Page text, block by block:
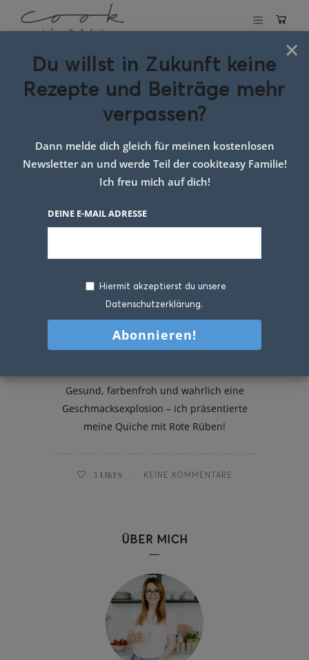
Schlagwort:Rote
Rüben Quiche
cook it easy
Gesund, farbenfroh und wahrlich eine
Geschmacksexplosion – ich präsentierte
meine Quiche mit Rote Rüben!
3 LIKES KEINE KOMMENTARE
ÜBER MICH
×
Du willst in Zukunft keine
Rezepte und Beiträge mehr
verpassen?
Dann melde dich gleich für meinen kostenlosen
Newsletter an und werde Teil der cookiteasy Familie!
Ich freu mich auf dich!
DEINE E-MAIL ADRESSE
Hiermit akzeptierst du unsere
Datenschutzerklärung.